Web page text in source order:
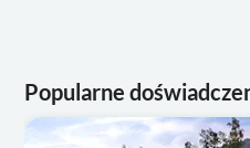
Popularne